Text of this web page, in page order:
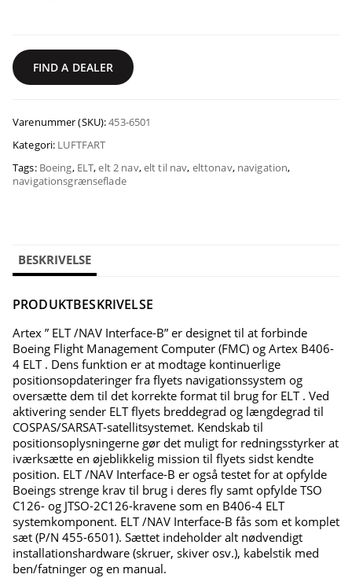
FIND A DEALER
Varenummer (SKU):453-6501
Kategori: LUFTFART
Tags: Boeing, ELT,elt 2 nav,elt til nav, elttonav, navigation,
navigationsgrænseflade
BESKRIVELSE
PRODUKTBESKRIVELSE
Artex ” ELT /NAV Interface-B” er designet til at forbinde
Boeing Flight Management Computer (FMC) og Artex B406-
4 ELT . Dens funktion er at modtage kontinuerlige
positionsopdateringer fra flyets navigationssystem og
oversætte dem til det korrekte format til brug for ELT . Ved
aktivering sender ELT flyets breddegrad og længdegrad til
COSPAS/SARSAT-satellitsystemet. Kendskab til
positionsoplysningerne gør det muligt for redningsstyrker at
iværksætte en øjeblikkelig mission til flyets sidst kendte
position. ELT /NAV Interface-B er også testet for at opfylde
Boeings strenge krav til brug i deres fly samt opfylde TSO
C126- og JTSO-2C126-kravene som en B406-4 ELT
systemkomponent. ELT /NAV Interface-B fås som et komplet
sæt (P/N 455-6501). Sættet indeholder alt nødvendigt
installationshardware (skruer, skiver osv.), kabelstik med
ben/fatninger og en manual.